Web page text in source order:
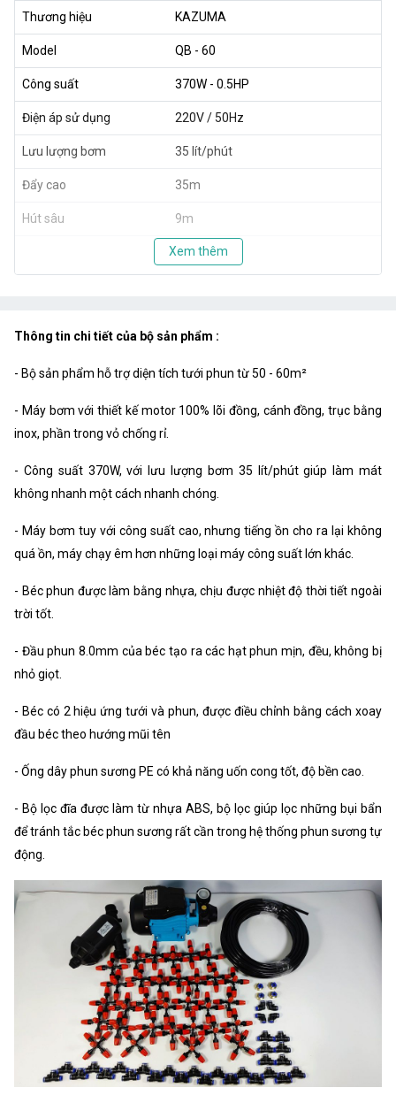
Thương hiệu KAZUMA
Model QB - 60
Công suất 370W - 0.5HP
Điện áp sử dụng 220V / 50Hz
Lưu lượng bơm 35 lít/phút
Đẩy cao 35m
Hút sâu 9m
Xem thêm
Thông tin chi tiết của bộ sản phẩm :
- Bộ sản phẩm hỗ trợ diện tích tưới phun từ 50 - 60m²
- Máy bơm với thiết kế motor 100% lõi đồng, cánh đồng, trục bằng
inox, phần trong vỏ chống rỉ.
- Công suất 370W, với lưu lượng bơm 35 lít/phút giúp làm mát
không nhanh một cách nhanh chóng.
- Máy bơm tuy với công suất cao, nhưng tiếng ồn cho ra lại không
quá ồn, máy chạy êm hơn những loại máy công suất lớn khác.
- Béc phun được làm bằng nhựa, chịu được nhiệt độ thời tiết ngoài
trời tốt.
- Đầu phun 8.0mm của béc tạo ra các hạt phun mịn, đều, không bị
nhỏ giọt.
- Béc có 2 hiệu ứng tưới và phun, được điều chỉnh bằng cách xoay
đầu béc theo hướng mũi tên
- Ống dây phun sương PE có khả năng uốn cong tốt, độ bền cao.
- Bộ lọc đĩa được làm từ nhựa ABS, bộ lọc giúp lọc những bụi bẩn
để tránh tắc béc phun sương rất cần trong hệ thống phun sương tự
động.